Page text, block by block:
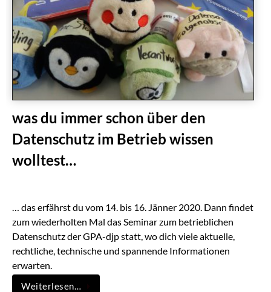
was du immer schon über den
Datenschutz im Betrieb wissen
wolltest…
… das erfährst du vom 14. bis 16. Jänner 2020. Dann findet
zum wiederholten Mal das Seminar zum betrieblichen
Datenschutz der GPA-djp statt, wo dich viele aktuelle,
rechtliche, technische und spannende Informationen
erwarten.
Weiterlesen…